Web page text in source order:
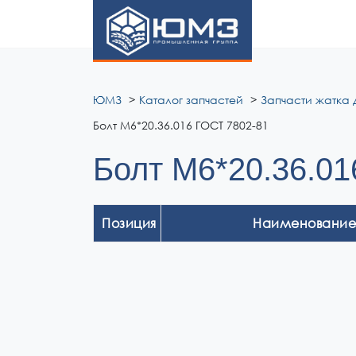
ЮМЗ Каталог запчастей Запчасти жатка
Болт М6*20.36.016 ГОСТ 7802-81
Болт
Позиция Наименование